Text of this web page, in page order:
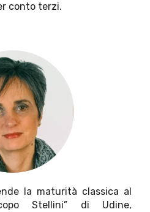
conto terzi.
la maturità classica al
Stellini” di Udine,